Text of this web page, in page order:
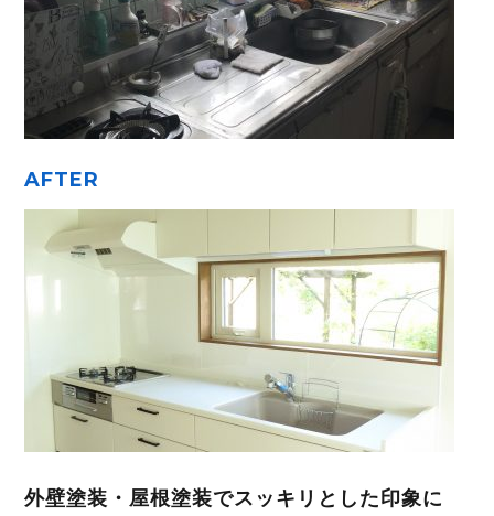
AFTER
外壁塗装・屋根塗装でスッキリとした印象に